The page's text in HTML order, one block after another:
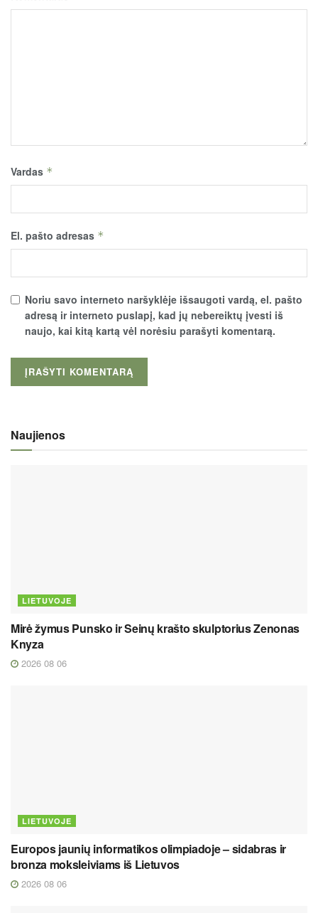
Vardas *
El. pašto adresas *
Noriu savo interneto naršyklėje išsaugoti vardą, el. pašto
adresą ir interneto puslapį, kad jų nebereiktų įvesti iš
naujo, kai kitą kartą vėl norėsiu parašyti komentarą.
Naujienos
LIETUVOJE
Mirė žymus Punsko ir Seinų krašto skulptorius Zenonas
Knyza
2026 08 06
LIETUVOJE
Europos jaunių informatikos olimpiadoje – sidabras ir
bronza moksleiviams iš Lietuvos
2026 08 06